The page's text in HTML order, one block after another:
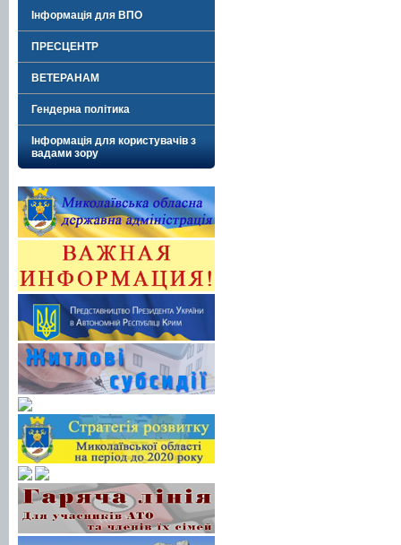
Інформація для ВПО
ПРЕСЦЕНТР
ВЕТЕРАНАМ
Гендерна політика
Інформація для користувачів з
вадами зору